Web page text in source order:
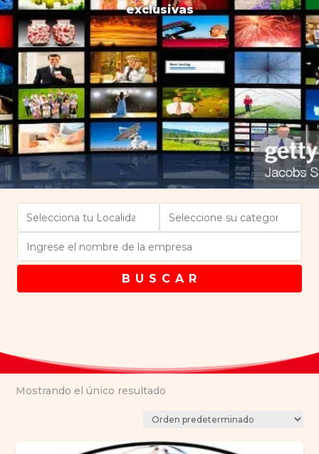
exclusivas
B U S C A R
Mostrando el único resultado